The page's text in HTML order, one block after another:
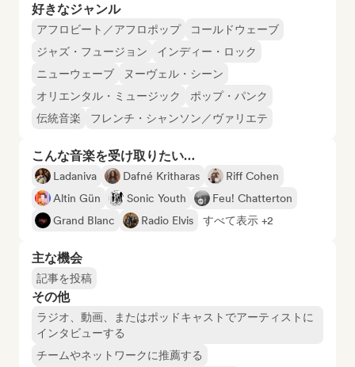
好きなジャンル
アフロビート／アフロポップ
コールドウェーブ
ジャズ・フュージョン
インディー・ロック
ニューウェーブ
ヌーヴェル・シーン
オリエンタル・ミュージック
ポップ・パンク
伝統音楽
フレンチ・シャンソン／ヴァリエテ
こんな音楽を受け取りたい…
Ladaniva Dafné Kritharas
Riff Cohen
Altin Gün
Sonic Youth
Feu! Chatterton
Grand Blanc
Radio Elvis すべて表示 +2
主な機会
記事を投稿
その他
ラジオ、動画、またはポッドキャストでアーティストに
インタビューする
チームやネットワークに推薦する